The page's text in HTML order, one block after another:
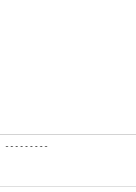
- - - - - - - - -